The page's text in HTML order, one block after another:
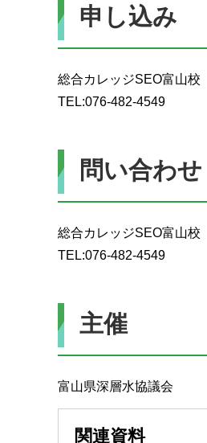
申し込み
総合カレッジSEO富山校
TEL:076-482-4549
問い合わせ
総合カレッジSEO富山校
TEL:076-482-4549
主催
富山県深層水協議会
関連資料